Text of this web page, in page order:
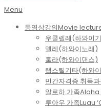
Primary
Menu
Menu
동영상강의Movie
우쿨렐레(하와이
멜레(하와이노래)
훌라(하와이댄스)
랩스틸기타(하와
민간자격증 취득과
알로하 가족Aloha
루아우 가족Luau